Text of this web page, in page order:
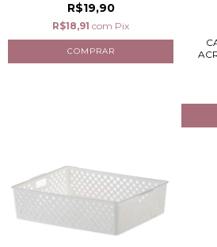
R$19,90
R$18,91 com Pix